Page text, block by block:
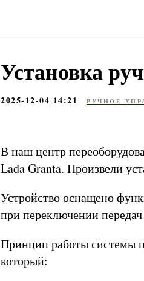
Установка
2025-12-04 14:21 РУЧНОЕ
В наш центр
Lada Granta. Произвели
Устройство оснащено
при переключении
Принцип работы системы
который: